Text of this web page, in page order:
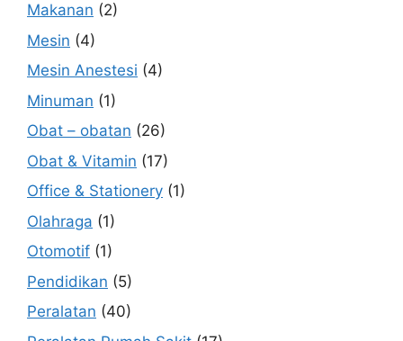
Makanan (2)
Mesin (4)
Mesin Anestesi (4)
Minuman (1)
Obat – obatan (26)
Obat & Vitamin (17)
Office & Stationery (1)
Olahraga (1)
Otomotif (1)
Pendidikan (5)
Peralatan (40)